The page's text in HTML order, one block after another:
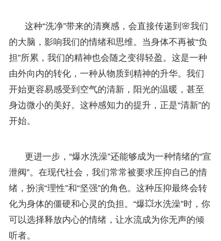
这种“洗净”带来的清爽感，会直接传递到🌸我们
的大脑，影响我们的情绪和思维。当身体不再被“负
担”所累，我们的精神也会随之变得轻盈。这是一种
由外向内的转化，一种从物质到精神的升华。我们
开始更容易感受到空气的清新，阳光的温暖，甚至
身边微小的美好。这种感知力的提升，正是“清新”的
开始。
更进一步，“爆水洗澡”还能够成为一种情绪的“宣
泄阀”。在现代社会，我们常常被要求压抑自己的情
绪，扮演“理性”和“坚强”的角色。这种压抑最终会转
化为身体的僵硬和心灵的负担。“爆💥水洗澡”时，你
可以选择释放内心的情绪，让水流成为你无声的倾
听者。